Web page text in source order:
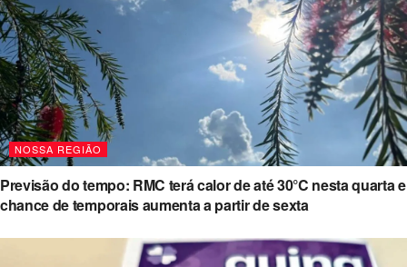
NOSSA REGIÃO
Previsão do tempo: RMC terá calor de até 30°C nesta quarta e
chance de temporais aumenta a partir de sexta